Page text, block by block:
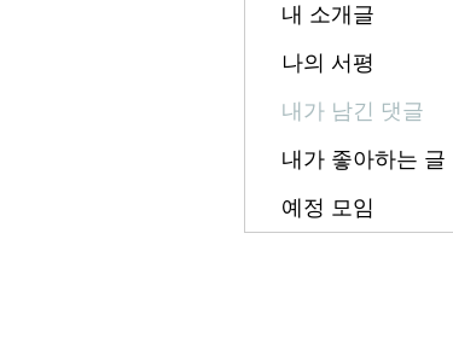
내 소개글
나의 서평
내가 남긴 댓글
내가 좋아하는 글
예정 모임